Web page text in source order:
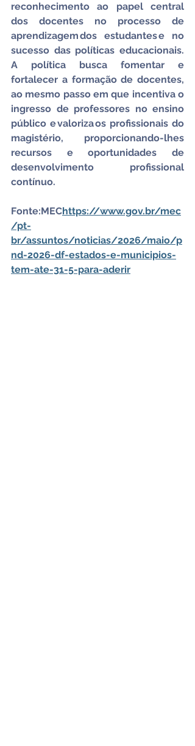
reconhecimento ao papel central
dos docentes no processo de
aprendizagem dos estudantes e no
sucesso das políticas educacionais.
A política busca fomentar e
fortalecer a formação de docentes,
ao mesmo passo em que incentiva o
ingresso de professores no ensino
público e valoriza os profissionais do
magistério, proporcionando-lhes
recursos e oportunidades de
desenvolvimento profissional
contínuo.
Fonte:MEChttps://www.gov.br/mec
/pt-
br/assuntos/noticias/2026/maio/p
nd-2026-df-estados-e-municipios-
tem-ate-31-5-para-aderir